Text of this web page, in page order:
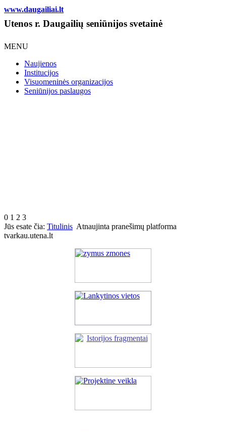
www.daugailiai.lt
Utenos r. Daugailių seniūnijos svetainė
MENU
Naujienos
Institucijos
Visuomeninės organizacijos
Seniūnijos paslaugos
0 1 2 3
Jūs esate čia: Titulinis Atnaujinta pranešimų platforma
tvarkau.utena.lt